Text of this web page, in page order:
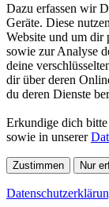
Dazu erfassen wir
Geräte. Diese
Website und um dir
sowie zur Analyse
deine
dir über deren
du deren Dienste
Erkundige dich
sowie in unserer
Zustimmen Nur